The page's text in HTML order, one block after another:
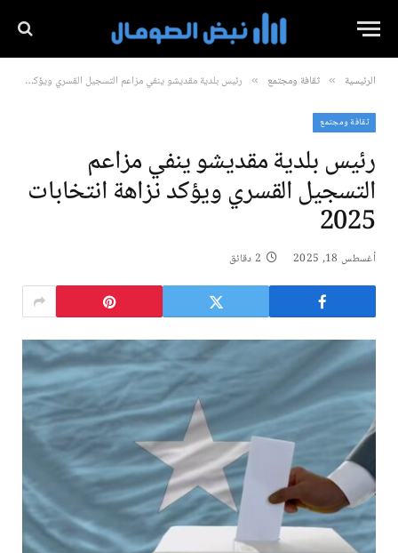
الرئيسية » ثقافة ومجتمع » رئيس بلدية مقديشو ينفي مزاعم التسجيل القسري ويؤكد نزاهة انتخابات 2025
ثقافة ومجتمع
رئيس بلدية مقديشو ينفي مزاعم
التسجيل القسري ويؤكد نزاهة انتخابات
2025
أغسطس 18, 2025 2 دقائق